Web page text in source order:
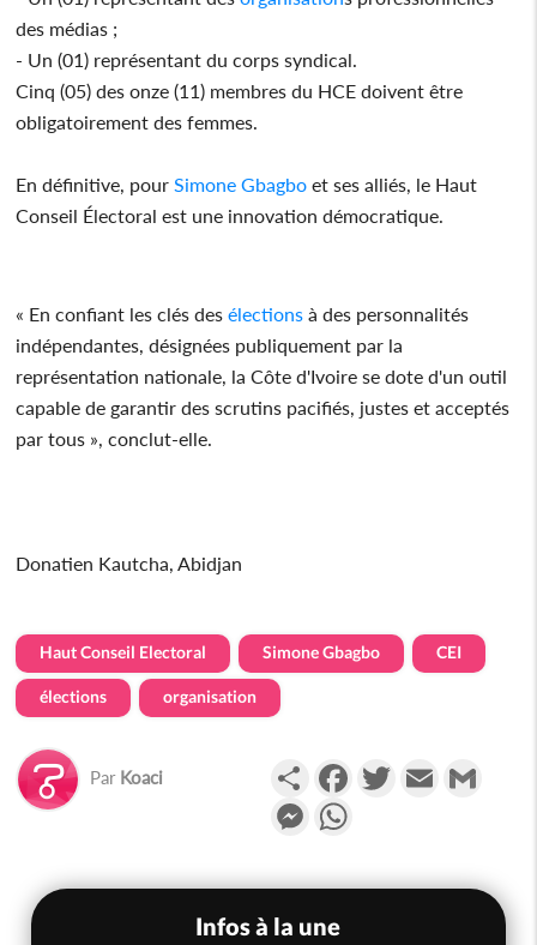
des médias ;
- Un (01) représentant du corps syndical.
Cinq (05) des onze (11) membres du HCE doivent être
obligatoirement des femmes.
En définitive, pour Simone Gbagbo et ses alliés, le Haut
Conseil Électoral est une innovation démocratique.
« En confiant les clés desélections à des personnalités
indépendantes, désignées publiquement par la
représentation nationale, la Côte d'Ivoire se dote d'un outil
capable de garantir des scrutins pacifiés, justes et acceptés
par tous », conclut-elle.
Donatien Kautcha, Abidjan
Haut Conseil Electoral Simone Gbagbo CEI
élections organisation
Par Koaci PartagerFacebookTwitterEmail
Messenger
Infos à la une